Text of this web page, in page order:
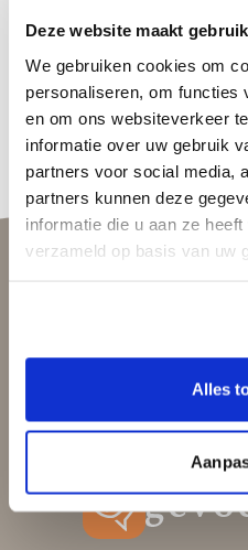
Deze website maakt
We gebruiken cookies om
personaliseren, om functies
en om ons websiteverkeer
informatie over uw gebruik
partners voor social media,
partners kunnen deze
informatie die u aan ze
verzameld op basis van uw
Alles
Je kunt niet altijd de
wel
Jon